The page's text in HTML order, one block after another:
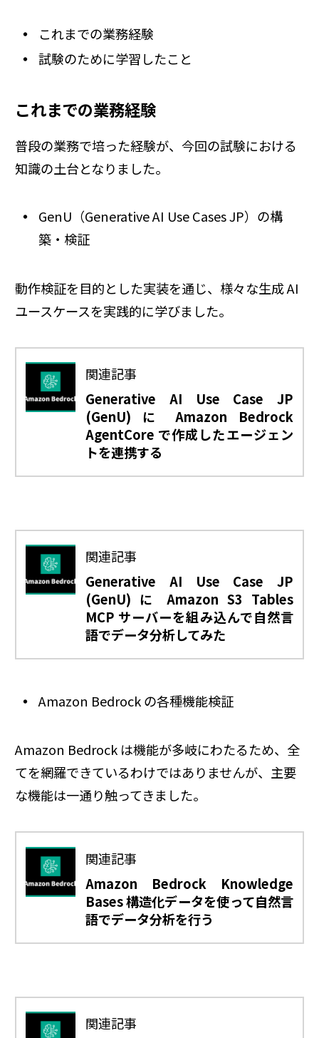
これまでの業務経験
試験のために学習したこと
これまでの業務経験
普段の業務で培った経験が、今回の試験における
知識の土台となりました。
GenU（Generative AI Use Cases JP）の構
築・検証
動作検証を目的とした実装を通じ、様々な生成 AI
ユースケースを実践的に学びました。
関連記事
Generative AI Use Case JP
(GenU) に Amazon Bedrock
AgentCore で作成したエージェン
トを連携する
関連記事
Generative AI Use Case JP
(GenU) に Amazon S3 Tables
MCP サーバーを組み込んで自然言
語でデータ分析してみた
Amazon Bedrock の各種機能検証
Amazon Bedrock は機能が多岐にわたるため、全
てを網羅できているわけではありませんが、主要
な機能は一通り触ってきました。
関連記事
Amazon Bedrock Knowledge
Bases 構造化データを使って自然言
語でデータ分析を行う
関連記事